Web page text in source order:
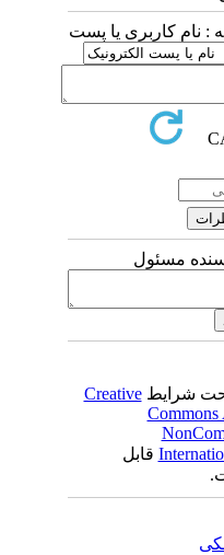
: نام کاربری یا پست
مسئول
شرایطCreative
قابل